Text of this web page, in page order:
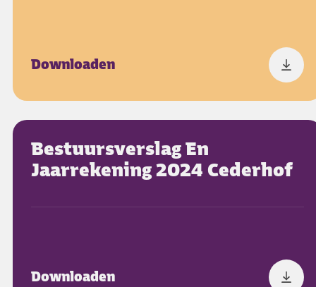
Downloaden
Bestuursverslag En
Jaarrekening 2024 Cederhof
Downloaden